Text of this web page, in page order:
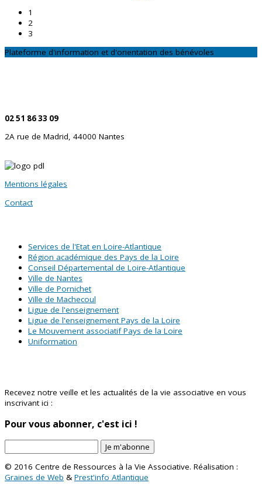
1
2
3
Plateforme d'information et d'orientation des bénévoles
02 51 86 33 09
2A rue de Madrid, 44000 Nantes
Mentions légales
Contact
Services de l'Etat en Loire-Atlantique
Région académique des Pays de la Loire
Conseil Départemental de Loire-Atlantique
Ville de Nantes
Ville de Pornichet
Ville de Machecoul
Ligue de l'enseignement
Ligue de l'enseignement Pays de la Loire
Le Mouvement associatif Pays de la Loire
Uniformation
Recevez notre veille et les actualités de la vie associative en vous
inscrivant ici :
Pour vous abonner, c'est ici !
Je m'abonne
© 2016 Centre de Ressources à la Vie Associative. Réalisation :
Graines de Web & Prest'info Atlantique